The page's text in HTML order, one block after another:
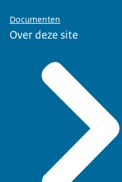
Documenten
Over deze site